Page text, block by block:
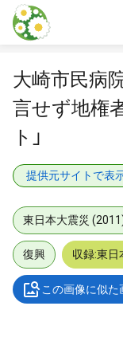
本文に飛ぶ
大崎市民病
言せず地権
ト」
提供元サイトで表
東日本大震災
復興 収録:東
この画像に似た